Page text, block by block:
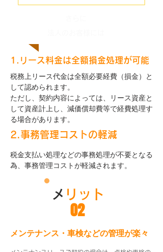
1.リース料金は全額損金処理が可能
税務上リース代金は全額必要経費（損金）と
して認められます。
ただし、契約内容によっては、リース資産と
して資産計上し、減価償却費等で経費処理す
る場合があります。
2.事務管理コストの軽減
税金支払い処理などの事務処理が不要となる
為、事務管理コストが軽減されます。
​ メリット
02
​メンテナンス・車検などの管理が楽々